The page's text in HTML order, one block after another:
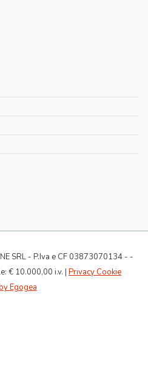
SRL - P.Iva e CF 03873070134 - -
€ 10.000,00 i.v. | Privacy Cookie
Egogea